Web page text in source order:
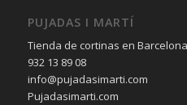
PUJADAS I MARTÍ
Tienda de cortinas en Barcelona
932 13 89 08
info@pujadasimarti.com
Pujadasimarti.com